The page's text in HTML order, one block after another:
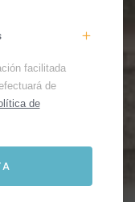
facilitada
de
de